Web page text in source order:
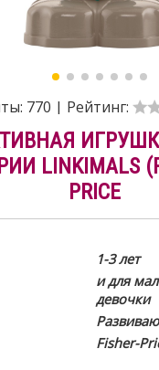
770 | Рейтинг:
LINKIMALS
PRICE
1-3 лет
и для
девочки
Fisher-